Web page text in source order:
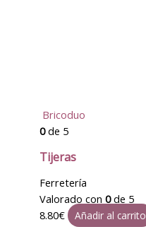
Bricoduo
0de 5
Tijeras
Ferretería
Valorado con 0de 5
8.80€ Añadir al carrito